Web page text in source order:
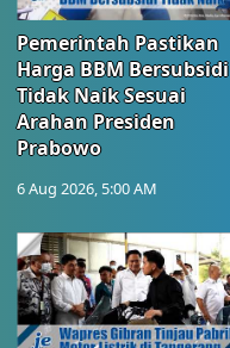
Pemerintah Pastikan
Harga BBM Bersubsidi
Tidak Naik Sesuai
Arahan Presiden
Prabowo
6 Aug 2026, 5:00 AM